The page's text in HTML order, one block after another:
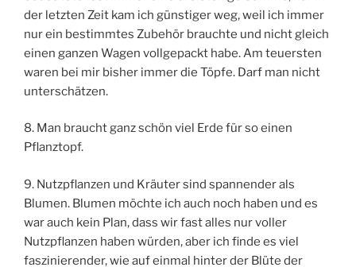
der letzten Zeit kam ich günstiger weg, weil ich immer
nur ein bestimmtes Zubehör brauchte und nicht gleich
einen ganzen Wagen vollgepackt habe. Am teuersten
waren bei mir bisher immer die Töpfe. Darf man nicht
unterschätzen.
8. Man braucht ganz schön viel Erde für so einen
Pflanztopf.
9. Nutzpflanzen und Kräuter sind spannender als
Blumen. Blumen möchte ich auch noch haben und es
war auch kein Plan, dass wir fast alles nur voller
Nutzpflanzen haben würden, aber ich finde es viel
faszinierender, wie auf einmal hinter der Blüte der